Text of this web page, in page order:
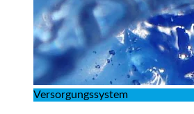
Versorgungssystem